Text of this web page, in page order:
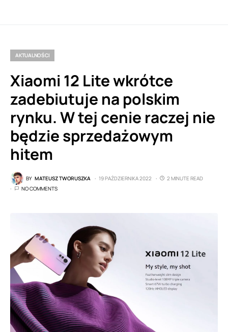
AKTUALNOŚCI
Xiaomi 12 Lite wkrótce
zadebiutuje na polskim
rynku. W tej cenie raczej nie
będzie sprzedażowym
hitem
BY MATEUSZ TWORUSZKA 19 PAŹDZIERNIKA 2022
2 MINUTE READ
NO COMMENTS